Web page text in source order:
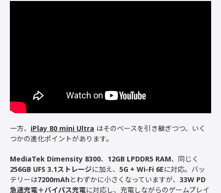
一方、 iPlay 80 mini Ultra はそのベースを引き継ぎつつ、いく
つかの進化ポイントがあります。
MediaTek Dimensity 8300、 12GB LPDDR5 RAM、同じく
256GB UFS 3.1ストレージに加え、 5G + Wi-Fi 6Eに対応。バッ
テリーは7200mAhとわずかに小さくなっていますが、 33W PD
急速充電＋バイパス充電に対応し、充電しながらのゲームプレイ